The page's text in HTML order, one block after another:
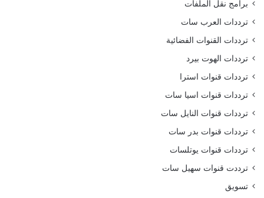
برامج نقل الملفات
ترددات العرب سات
ترددات القنوات الفضائية
ترددات الهوت بيرد
ترددات قنوات استرا
ترددات قنوات اسيا سات
ترددات قنوات النايل سات
ترددات قنوات بدر سات
ترددات قنوات يوتلسات
ترددت قنوات سهيل سات
تسويق